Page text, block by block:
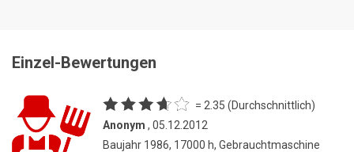
Einzel-Bewertungen
= 2.35 (Durchschnittlich)
Anonym , 05.12.2012
Baujahr 1986, 17000 h, Gebrauchtmaschine